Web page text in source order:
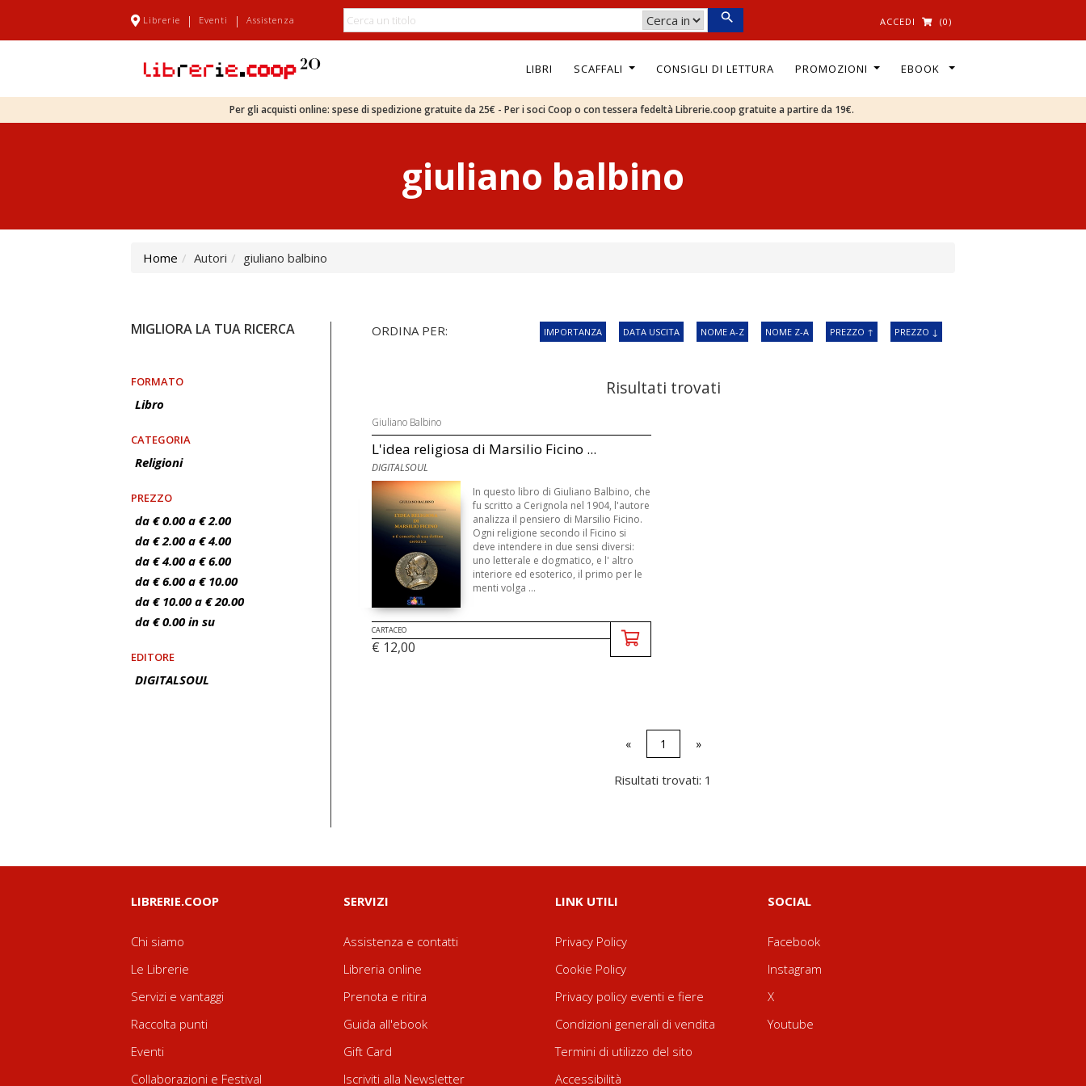
Librerie | Eventi | Assistenza ACCEDI (0)
LIBRI SCAFFALI CONSIGLI DI LETTURA PROMOZIONI EBOOK
Per gli acquisti online: spese di spedizione gratuite da 25€ - Per i soci Coop o con tessera fedeltà Librerie.coop gratuite a partire da 19€.
giuliano balbino
Home Autori giuliano balbino
MIGLIORA LA TUA RICERCA
FORMATO
Libro
CATEGORIA
Religioni
PREZZO
da € 0.00 a € 2.00
da € 2.00 a € 4.00
da € 4.00 a € 6.00
da € 6.00 a € 10.00
da € 10.00 a € 20.00
da € 0.00 in su
EDITORE
DIGITALSOUL
ORDINA PER: IMPORTANZA DATA USCITA NOME A-Z NOME Z-A PREZZO ↑ PREZZO ↓
Risultati trovati
Giuliano Balbino
L'idea religiosa di Marsilio Ficino ...
DIGITALSOUL
In questo libro di Giuliano Balbino, che
fu scritto a Cerignola nel 1904, l'autore
analizza il pensiero di Marsilio Ficino.
Ogni religione secondo il Ficino si
deve intendere in due sensi diversi:
uno letterale e dogmatico, e l' altro
interiore ed esoterico, il primo per le
menti volga ...
CARTACEO
€ 12,00
« 1 »
Risultati trovati: 1
LIBRERIE.COOP
Chi siamo
Le Librerie
Servizi e vantaggi
Raccolta punti
Eventi
Collaborazioni e Festival
SERVIZI
Assistenza e contatti
Libreria online
Prenota e ritira
Guida all'ebook
Gift Card
Iscriviti alla Newsletter
LINK UTILI
Privacy Policy
Cookie Policy
Privacy policy eventi e fiere
Condizioni generali di vendita
Termini di utilizzo del sito
Accessibilità
SOCIAL
Facebook
Instagram
X
Youtube